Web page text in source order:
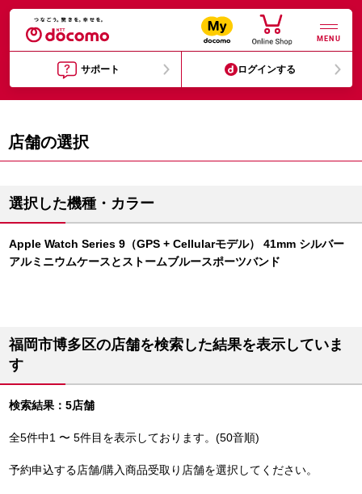
MENU
サポート ログインする
店舗の選択
選択した機種・カラー
Apple Watch Series 9（GPS + Cellularモデル） 41mm シルバー
アルミニウムケースとストームブルースポーツバンド
福岡市博多区の店舗を検索した結果を表示していま
す
検索結果：5店舗
全5件中1 〜 5件目を表示しております。(50音順)
予約申込する店舗/購入商品受取り店舗を選択してください。